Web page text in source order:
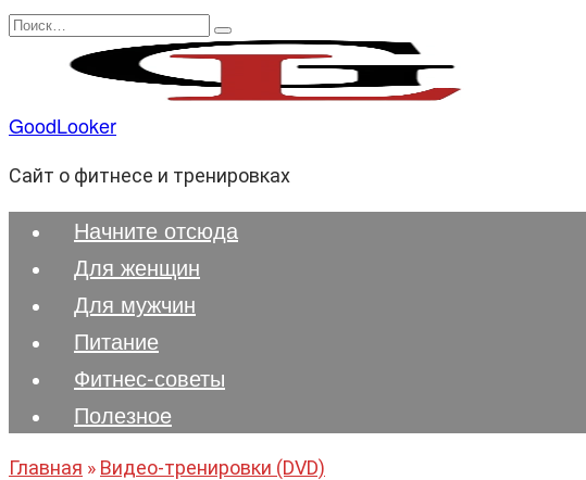
Перейти
содержанию
Search
GoodLooker
Сайт о фитнесе и тренировках
Начните отсюда
Для женщин
Для мужчин
Питание
Фитнес-советы
Полезноe
Главная » Видео-тренировки (DVD)